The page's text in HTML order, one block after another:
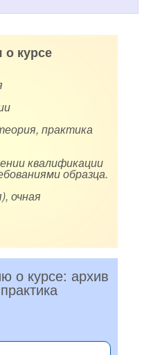
курсе
практика
квалификации
образца.
очная
о курсе: архив